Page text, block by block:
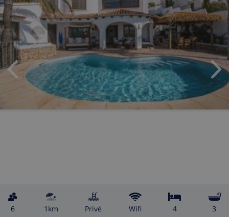
6 1km privé wifi 4 3